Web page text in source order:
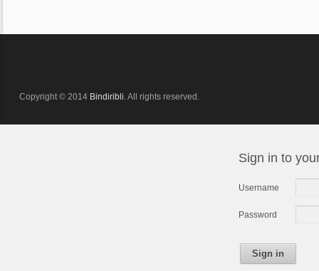
Copyright © 2014 Bindiribli. All rights reserved.
Sign in to
Username
Password
Sign in